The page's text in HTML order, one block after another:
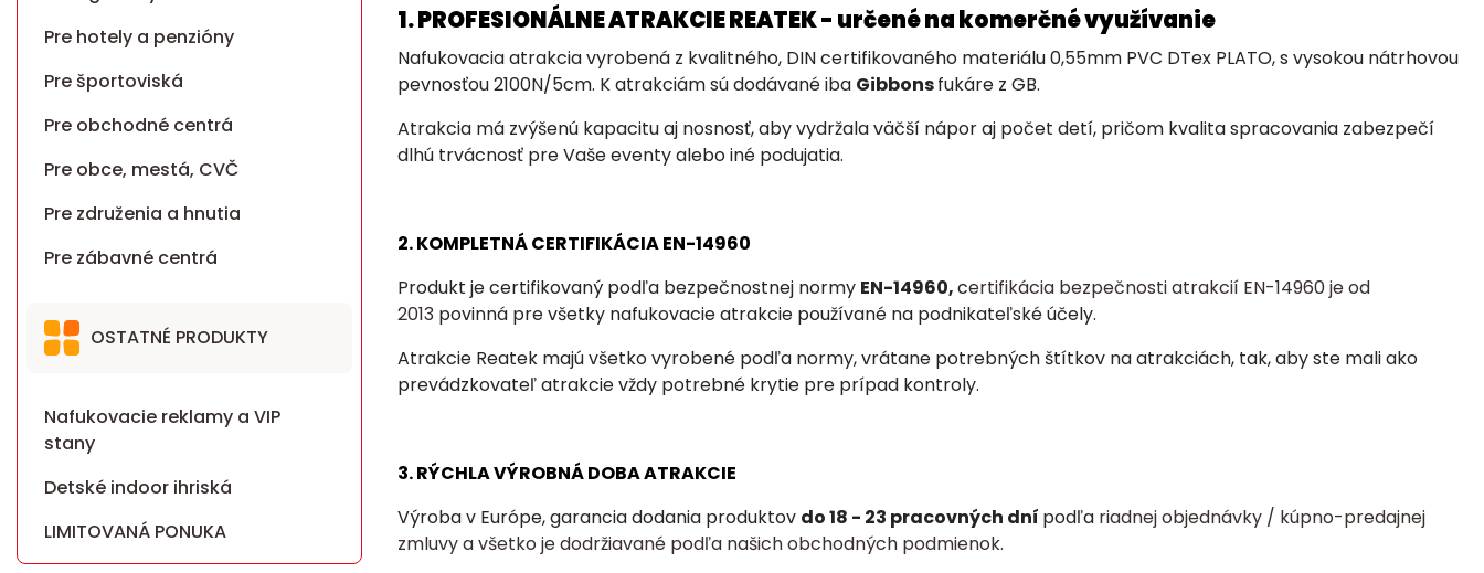
Pre hotely a penzióny
Pre športoviská
Pre obchodné centrá
Pre obce, mestá, CVČ
Pre združenia a hnutia
Pre zábavné centrá
OSTATNÉ PRODUKTY
Nafukovacie reklamy a VIP
stany
Detské indoor ihriská
LIMITOVANÁ PONUKA
1. PROFESIONÁLNE ATRAKCIE REATEK - určené na komerčné využívanie
Nafukovacia atrakcia vyrobená z kvalitného, DIN certifikovaného materiálu 0,55mm PVC DTex PLATO, s vysokou nátrhovou
pevnosťou 2100N/5cm. K atrakciám sú dodávané iba Gibbonsfukáre z GB.
Atrakcia má zvýšenú kapacitu aj nosnosť, aby vydržala väčší nápor aj počet detí, pričom kvalita spracovania zabezpečí
dlhú trvácnosť pre Vaše eventy alebo iné podujatia.
2. KOMPLETNÁ CERTIFIKÁCIA EN-14960
Produkt je certifikovaný podľa bezpečnostnej normy EN-14960,certifikácia bezpečnosti atrakcií EN-14960 je od
2013 povinná pre všetky nafukovacie atrakcie používané na podnikateľské účely.
Atrakcie Reatek majú všetko vyrobené podľa normy, vrátane potrebných štítkov na atrakciách, tak, aby ste mali ako
prevádzkovateľ atrakcie vždy potrebné krytie pre prípad kontroly.
3. RÝCHLA VÝROBNÁ DOBA ATRAKCIE
Výroba v Európe, garancia dodania produktov do 18 - 23 pracovných dní podľa riadnej objednávky / kúpno-predajnej
zmluvy a všetko je dodržiavané podľa našich obchodných podmienok.